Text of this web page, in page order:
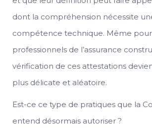
dont la compréhension nécessite
compétence technique. Même
professionnels de l’assurance
vérification de ces attestations
plus délicate et aléatoire.
Est-ce ce type de pratiques que la
entend désormais autoriser ?